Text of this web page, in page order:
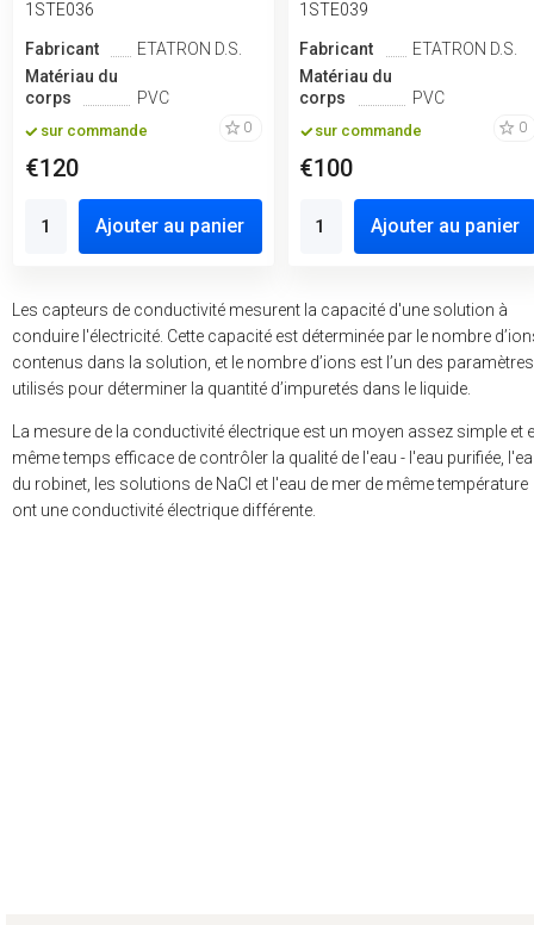
1STE036
Fabricant
ETATRON D.S.
Matériau du
corps
PVC
sur commande 0
€120
Ajouter au panier
1STE039
Fabricant
ETATRON D.S.
Matériau du
corps
PVC
sur commande 0
€100
Ajouter au panier
Les capteurs de conductivité mesurent la capacité d'une solution à
conduire l'électricité. Cette capacité est déterminée par le nombre
contenus dans la solution, et le nombre d’ions est l’un des paramètres
utilisés pour déterminer la quantité d’impuretés dans le liquide.
La mesure de la conductivité électrique est un moyen assez simple et
même temps efficace de contrôler la qualité de l'eau - l'eau purifiée,
du robinet, les solutions de NaCl et l'eau de mer de même température
ont une conductivité électrique différente.